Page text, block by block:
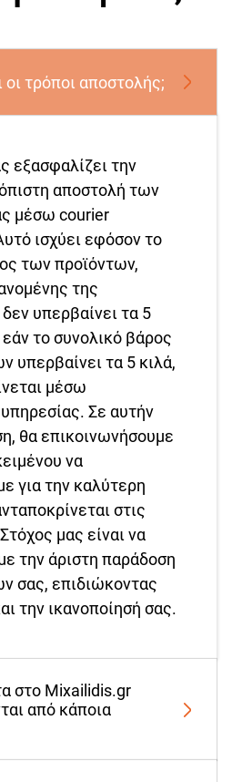
οι τρόποι αποστολής;
εξασφαλίζει την
αποστολή των
μέσω courier
ισχύει εφόσον το
των προϊόντων,
της
υπερβαίνει τα 5
το συνολικό βάρος
υπερβαίνει τα 5 κιλά,
μέσω
Σε αυτήν
θα επικοινωνήσουμε
να
για την καλύτερη
στις
μας είναι να
την άριστη παράδοση
σας, επιδιώκοντας
την ικανοποίησή σας.
στο Mixailidis.gr
από κάποια